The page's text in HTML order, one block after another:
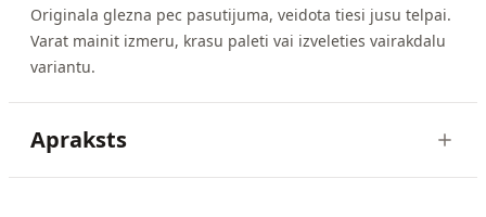
Originala glezna pec pasutijuma, veidota tiesi jusu telpai.
Varat mainit izmeru, krasu paleti vai izveleties vairakdalu
variantu.
Apraksts